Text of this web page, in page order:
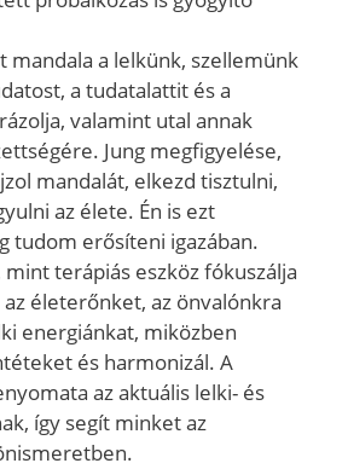
mandala a lelkünk, szellemünk
a tudatalattit és a
valamint utal annak
Jung megfigyelése,
mandalát, elkezd tisztulni,
az élete. Én is ezt
tudom erősíteni igazában.
terápiás eszköz fókuszálja
életerőnket, az önvalónkra
energiánkat, miközben
és harmonizál. A
az aktuális lelki- és
így segít minket az